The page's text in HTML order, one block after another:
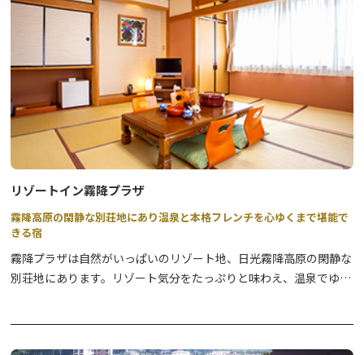
リゾートイン霧降プラザ
霧降高原の閑静な別荘地にあり温泉と本格フレンチを心ゆくまで堪能で
きる宿
霧降プラザは自然がいっぱいのリゾート地、日光霧降高原の閑静な
別荘地にあります。リゾート気分をたっぷりと味わえ、温泉でゆっ